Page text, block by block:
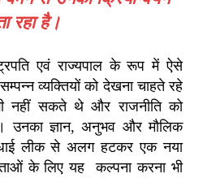
रहा है।
एवं राज्यपाल के रूप में ऐसे
सम्पन्न व्यक्तियों को देखना चाहते रहे
नहीं सकते थे और राजनीति को
उनका ज्ञान, अनुभव और मौलिक
लीक से अलग हटकर एक नया
के लिए यह कल्पना करना भी